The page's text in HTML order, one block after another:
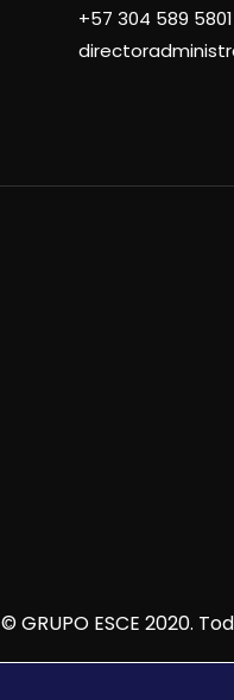
+57 304 589 5801
© GRUPO ESCE 2020.